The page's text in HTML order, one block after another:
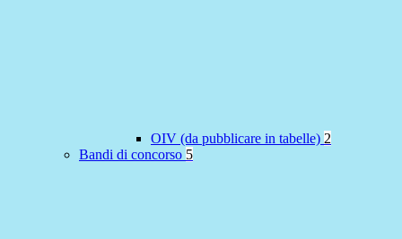
OIV (da pubblicare in tabelle) 2
Bandi di concorso 5